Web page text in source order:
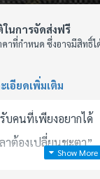
การจัดส่งฟรี
าที่กำหนด ซึ่งอาจมีสิทธิ์ไ
เอียดเพิ่มเติม
คนที่เพียงอยากได้
ต้องเปลี่ยนชะตา”